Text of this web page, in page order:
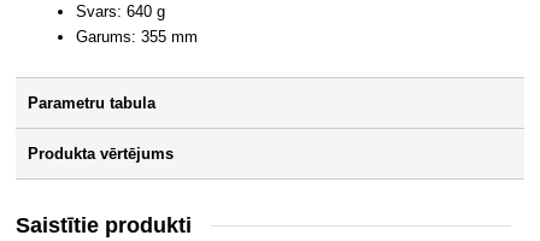
Svars: 640 g
Garums: 355 mm
Parametru tabula
Produkta vērtējums
Saistītie produkti